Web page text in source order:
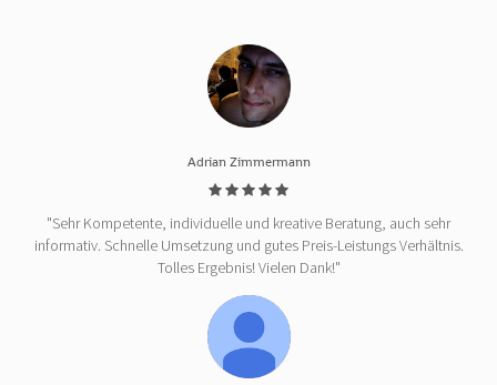
Adrian Zimmermann
"Sehr Kompetente, individuelle und kreative Beratung, auch sehr
informativ. Schnelle Umsetzung und gutes Preis-Leistungs Verhältnis.
Tolles Ergebnis! Vielen Dank!"